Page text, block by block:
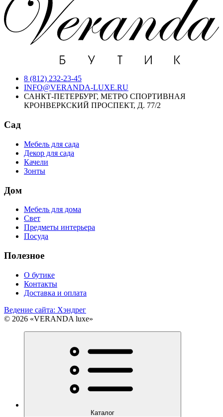
8 (812) 232-23-45
INFO@VERANDA-LUXE.RU
САНКТ-ПЕТЕРБУРГ, МЕТРО СПОРТИВНАЯ
КРОНВЕРКСКИЙ ПРОСПЕКТ, Д. 77/2
Сад
Мебель для сада
Декор для сада
Качели
Зонты
Дом
Мебель для дома
Свет
Предметы интерьера
Посуда
Полезное
О бутике
Контакты
Доставка и оплата
Ведение сайта: Хэндрег
© 2026 «VERANDA luxe»
Каталог